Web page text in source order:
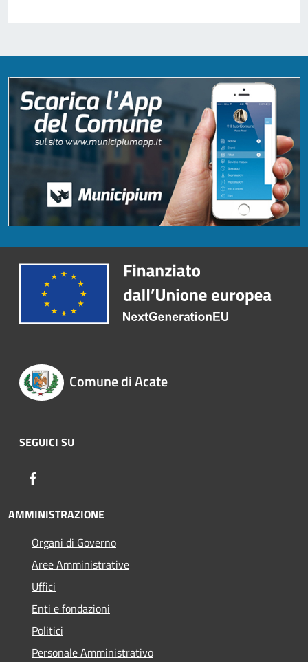
Comune di Acate
SEGUICI SU
AMMINISTRAZIONE
Organi di Governo
Aree Amministrative
Uffici
Enti e fondazioni
Politici
Personale Amministrativo